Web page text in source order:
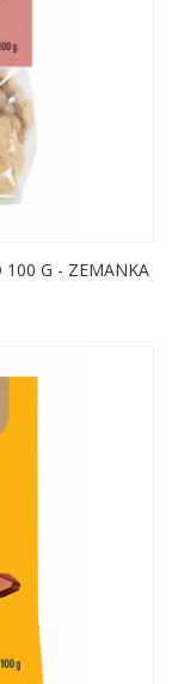
100 G - ZEMANKA